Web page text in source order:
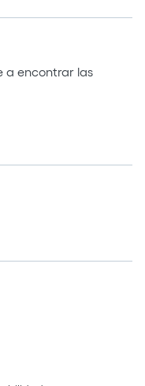
a encontrar las